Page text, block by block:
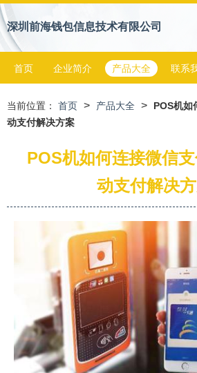
深圳前海钱包信息技术有限公司
首页 企业简介 产品大全 联系
当前位置： 首页 > 产品大全 >
POS机如
动支付解决方案
POS机如何连接微信
动支付解决